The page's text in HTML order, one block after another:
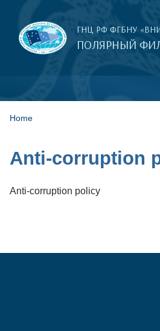
ГНЦ РФ ФГБНУ
ПОЛЯРНЫЙ
Home
Anti-corruption
Anti-corruption policy